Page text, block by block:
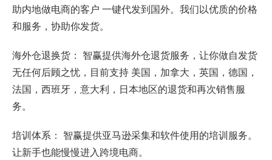
助内地做电商的客户 一键代发到国外。我们以优质的价格
和服务，协助你发货。
海外仓退换货： 智赢提供海外仓退货服务，让你做自发货
无任何后顾之忧，目前支持 美国，加拿大，英国，德国，
法国，西班牙，意大利，日本地区的退货和再次销售服
务。
培训体系： 智赢提供亚马逊采集和软件使用的培训服务。
让新手也能慢慢进入跨境电商。